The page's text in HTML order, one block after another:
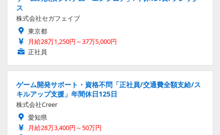
ス
株式会社セガフェイブ
東京都
月給28万1,250円～37万5,000円
正社員
ゲーム開発サポート・資格不問「正社員/交通費全額支給/ス
キルアップ支援」年間休日125日
株式会社Creer
愛知県
月給28万3,400円～50万円